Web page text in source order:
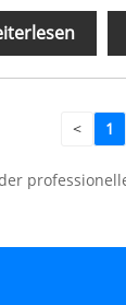
< 1